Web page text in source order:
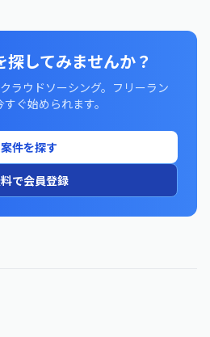
してみませんか？
ラウドソーシング。フリーラン
ぐ始められます。
案件を探す
で会員登録